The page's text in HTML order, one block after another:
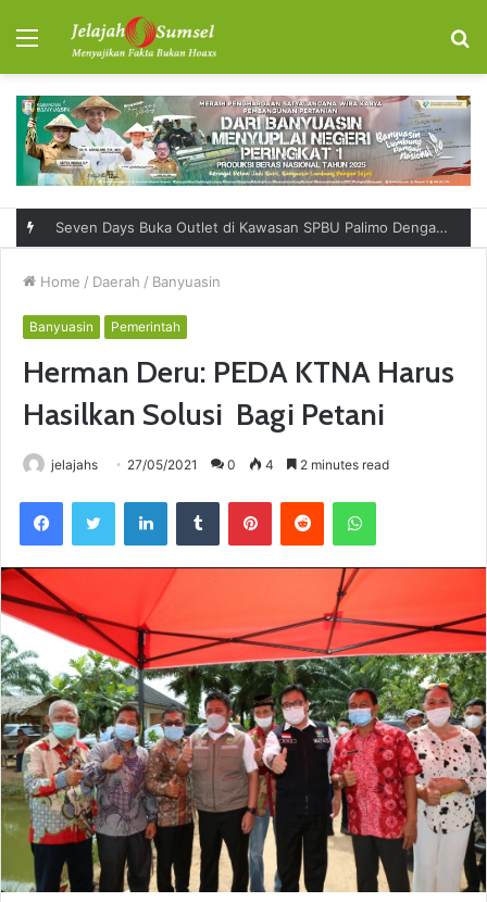
Menu
Seven Days Buka Outlet di Kawasan SPBU Palimo Dengan Konsep One Stop Hangout Destination
Home / Daerah / Banyuasin
Banyuasin Pemerintah
Herman Deru: PEDA KTNA Harus
Hasilkan Solusi Bagi Petani
jelajahs 27/05/2021 0 4 2 minutes read